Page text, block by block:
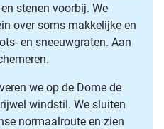
stenen voorbij. We
over soms makkelijke en
en sneeuwgraten. Aan
we op de Dome de
windstil. We sluiten
normaalroute en zien